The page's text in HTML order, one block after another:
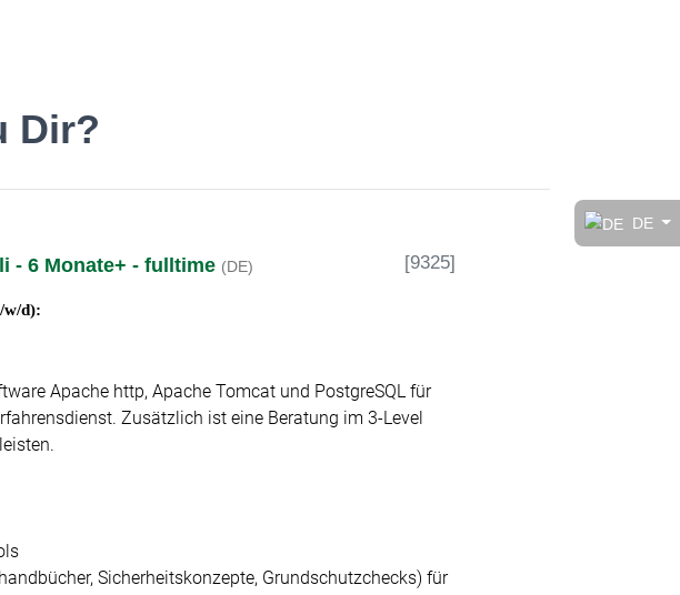
DE
Dir gefällt!
Dir?
- 6 Monate+ - fulltime (DE) [9325]
w/d):
Apache http, Apache Tomcat und PostgreSQL für
Zusätzlich ist eine Beratung im 3-Level
Sicherheitskonzepte, Grundschutzchecks) für